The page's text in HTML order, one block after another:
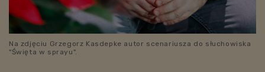
Na zdjęciu Grzegorz Kasdepke autor scenariusza do słuchowiska
"Święta w sprayu".